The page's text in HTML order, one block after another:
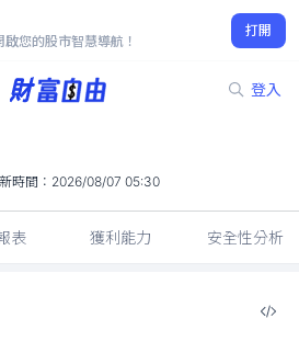
您的股市智慧導航！
打開
登入
-0.9%
時間： 2026/08/07 05:30
表 獲利能力 安全性分析